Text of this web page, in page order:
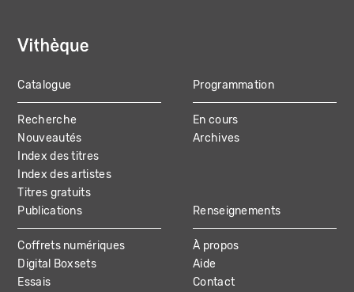
MAIN
NAVIGATION
Catalogue
Recherche
Nouveautés
Index des titres
Index des artistes
Titres gratuits
Programmation
En cours
Archives
Publications
Coffrets numériques
Digital Boxsets
Essais
Renseignements
À propos
Aide
Contact